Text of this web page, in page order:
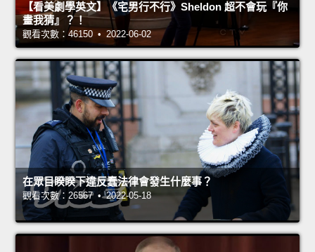
【看美劇學英文】《宅男行不行》Sheldon 超不會玩『你
畫我猜』？！
觀看次數：46150 • 2022-06-02
在眾目睽睽下違反蠢法律會發生什麼事？
觀看次數：26567 • 2022-05-18